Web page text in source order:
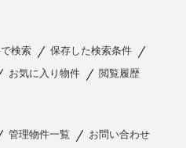
検索
保存した検索条件
お気に入り物件 閲覧履歴
管理物件一覧 お問い合わせ